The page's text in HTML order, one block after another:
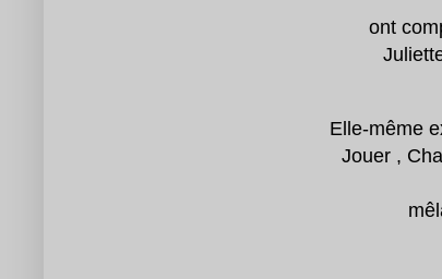
ont
Elle-même
Jouer ,